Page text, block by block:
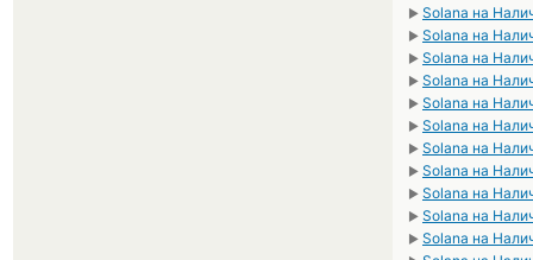
► Solana на
► Solana на
► Solana на
► Solana на
► Solana на
► Solana на
► Solana на
► Solana на
► Solana на
► Solana на
► Solana на